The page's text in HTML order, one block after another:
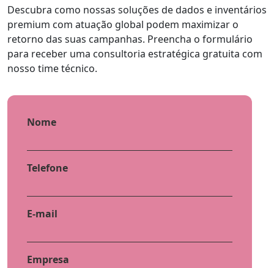
Descubra como nossas soluções de dados e inventários
premium com atuação global podem maximizar o
retorno das suas campanhas. Preencha o formulário
para receber uma consultoria estratégica gratuita com
nosso time técnico.
Nome
Telefone
E-mail
Empresa